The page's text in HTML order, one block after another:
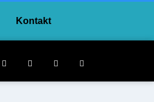
Kontakt